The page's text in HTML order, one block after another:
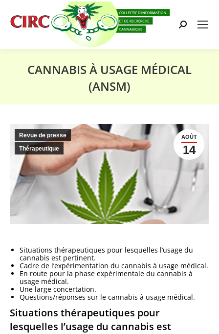
Search:
CANNABIS À USAGE MÉDICAL
(ANSM)
AOÛT
14
Revue de presse
Thérapeutique
Situations thérapeutiques pour lesquelles l’usage du
cannabis est pertinent.
Cadre de l’expérimentation du cannabis à usage médical.
En route pour la phase expérimentale du cannabis à
usage médical.
Une large concertation.
Questions/réponses sur le cannabis à usage médical.
Situations thérapeutiques pour
lesquelles l’usage du cannabis est